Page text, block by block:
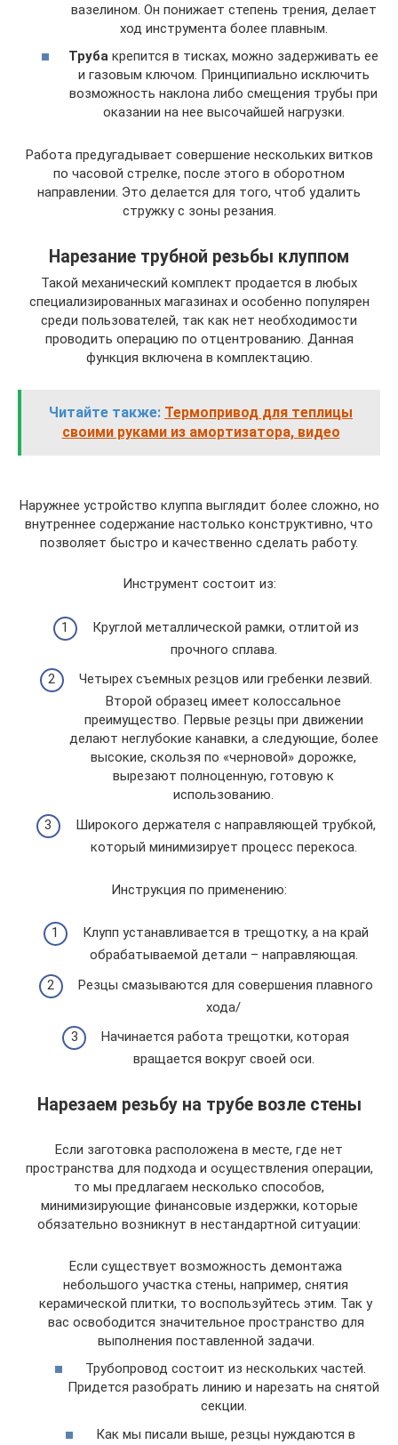
вазелином. Он понижает степень трения, делает
ход инструмента более плавным.
Труба крепится в тисках, можно задерживать ее
и газовым ключом. Принципиально исключить
возможность наклона либо смещения трубы при
оказании на нее высочайшей нагрузки.
Работа предугадывает совершение нескольких витков
по часовой стрелке, после этого в оборотном
направлении. Это делается для того, чтоб удалить
стружку с зоны резания.
Нарезание трубной резьбы клуппом
Такой механический комплект продается в любых
специализированных магазинах и особенно популярен
среди пользователей, так как нет необходимости
проводить операцию по отцентрованию. Данная
функция включена в комплектацию.
Читайте также: Термопривод для теплицы
своими руками из амортизатора, видео
Наружнее устройство клуппа выглядит более сложно, но
внутреннее содержание настолько конструктивно, что
позволяет быстро и качественно сделать работу.
Инструмент состоит из:
Круглой металлической рамки, отлитой из
прочного сплава.
Четырех съемных резцов или гребенки лезвий.
Второй образец имеет колоссальное
преимущество. Первые резцы при движении
делают неглубокие канавки, а следующие, более
высокие, скользя по «черновой» дорожке,
вырезают полноценную, готовую к
использованию.
Широкого держателя с направляющей трубкой,
который минимизирует процесс перекоса.
Инструкция по применению:
Клупп устанавливается в трещотку, а на край
обрабатываемой детали – направляющая.
Резцы смазываются для совершения плавного
хода/
Начинается работа трещотки, которая
вращается вокруг своей оси.
Нарезаем резьбу на трубе возле стены
Если заготовка расположена в месте, где нет
пространства для подхода и осуществления операции,
то мы предлагаем несколько способов,
минимизирующие финансовые издержки, которые
обязательно возникнут в нестандартной ситуации:
Если существует возможность демонтажа
небольшого участка стены, например, снятия
керамической плитки, то воспользуйтесь этим. Так у
вас освободится значительное пространство для
выполнения поставленной задачи.
Трубопровод состоит из нескольких частей.
Придется разобрать линию и нарезать на снятой
секции.
Как мы писали выше, резцы нуждаются в